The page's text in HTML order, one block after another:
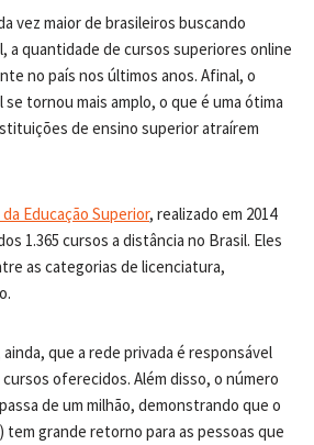
vez maior de brasileiros buscando
a quantidade de cursos superiores online
no país nos últimos anos. Afinal, o
tornou mais amplo, o que é uma ótima
de ensino superior atraírem
Educação Superior, realizado em 2014
1.365 cursos a distância no Brasil. Eles
as categorias de licenciatura,
que a rede privada é responsável
oferecidos. Além disso, o número
de um milhão, demonstrando que o
tem grande retorno para as pessoas que